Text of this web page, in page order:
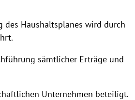
Haushaltsplanes wird durch
sämtlicher Erträge und
Unternehmen beteiligt.